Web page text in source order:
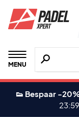
MENU
Zoeken
👟 Bespaar -
23:59